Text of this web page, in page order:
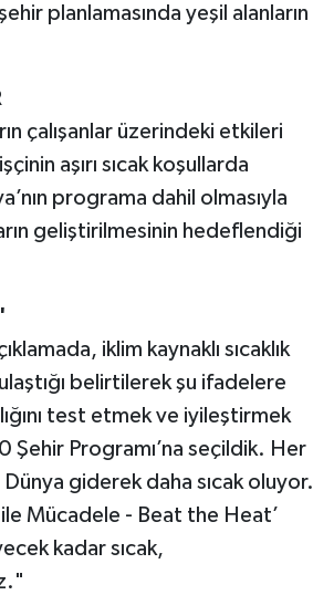
planlamasında yeşil alanların
çalışanlar üzerindeki etkileri
aşırı sıcak koşullarda
programa dahil olmasıyla
geliştirilmesinin hedeflendiği
iklim kaynaklı sıcaklık
belirtilerek şu ifadelere
test etmek ve iyileştirmek
Şehir Programı’na seçildik. Her
Dünya giderek daha sıcak oluyor.
ile Mücadele - Beat the Heat’
kadar sıcak,